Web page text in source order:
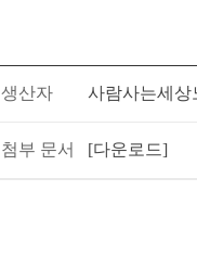
생산자 사람사는세상
첨부 문서 [다운로드]